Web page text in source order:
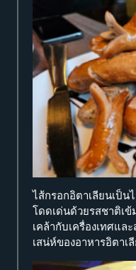
ไส้กรอกอิตาเลียนเป็
โดดเด่นด้วยรสชาติเ
เคล้ากับเครื่องเทศแ
เสน่ห์ของอาหารอิตาเ